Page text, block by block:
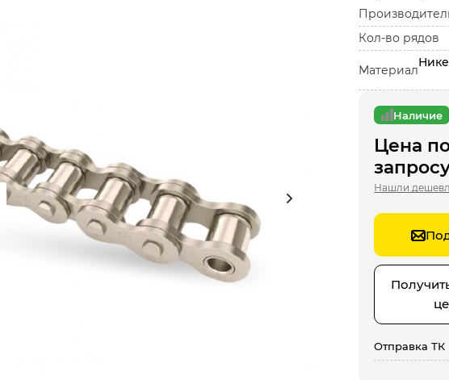
Кол-во рядов
Материал
Наличие
Цена
Нашли
Отправка ТК